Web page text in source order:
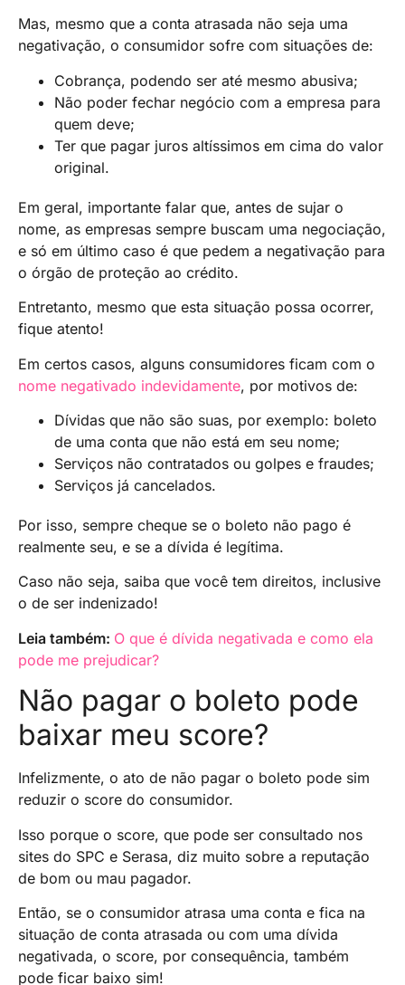
Mas, mesmo que a conta atrasada não seja uma
negativação, o consumidor sofre com situações de:
Cobrança, podendo ser até mesmo abusiva;
Não poder fechar negócio com a empresa para
quem deve;
Ter que pagar juros altíssimos em cima do valor
original.
Em geral, importante falar que, antes de sujar o
nome, as empresas sempre buscam uma negociação,
e só em último caso é que pedem a negativação para
o órgão de proteção ao crédito.
Entretanto, mesmo que esta situação possa ocorrer,
fique atento!
Em certos casos, alguns consumidores ficam com o
nome negativado indevidamente, por motivos de:
Dívidas que não são suas, por exemplo: boleto
de uma conta que não está em seu nome;
Serviços não contratados ou golpes e fraudes;
Serviços já cancelados.
Por isso, sempre cheque se o boleto não pago é
realmente seu, e se a dívida é legítima.
Caso não seja, saiba que você tem direitos, inclusive
o de ser indenizado!
Leia também: O que é dívida negativada e como ela
pode me prejudicar?
Não pagar o boleto pode
baixar meu score?
Infelizmente, o ato de não pagar o boleto pode sim
reduzir o score do consumidor.
Isso porque o score, que pode ser consultado nos
sites do SPC e Serasa, diz muito sobre a reputação
de bom ou mau pagador.
Então, se o consumidor atrasa uma conta e fica na
situação de conta atrasada ou com uma dívida
negativada, o score, por consequência, também
pode ficar baixo sim!